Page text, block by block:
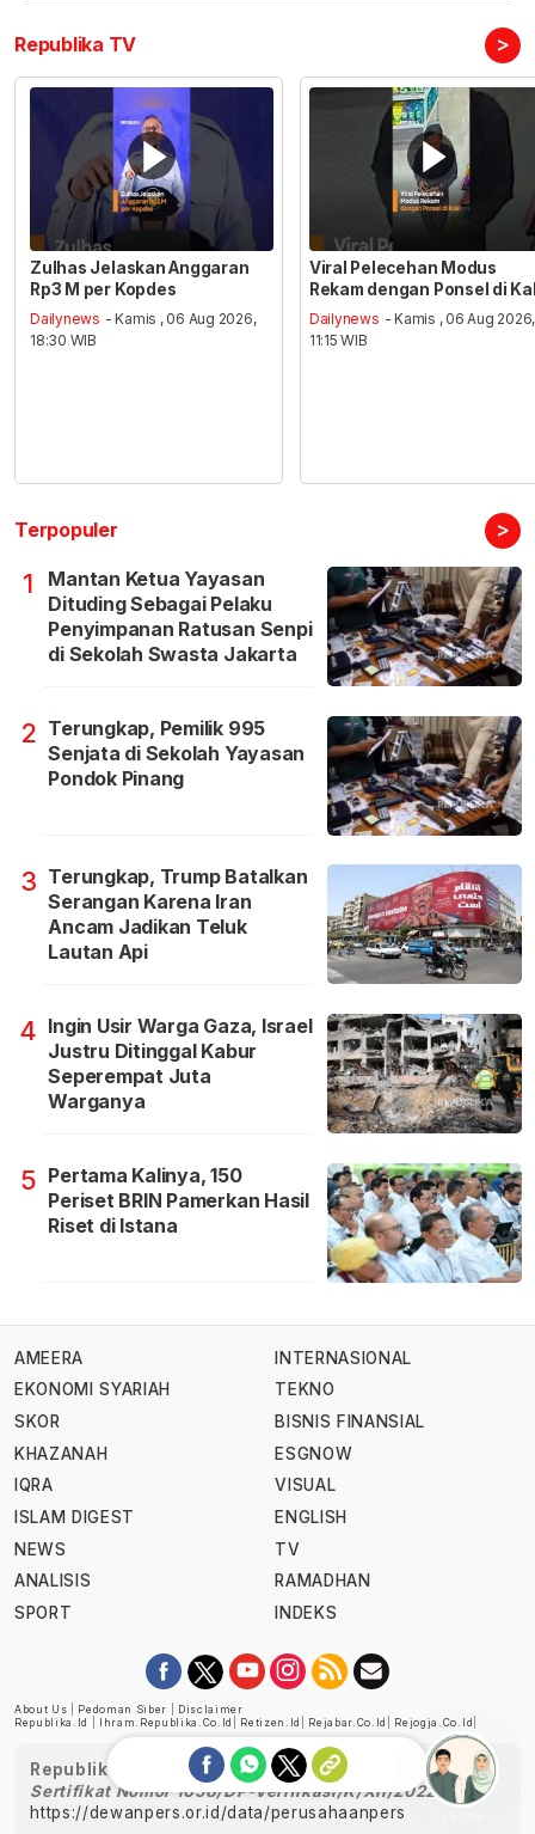
Republika TV >
Zulhas Jelaskan Anggaran
Rp3 M per Kopdes
Dailynews - Kamis , 06 Aug 2026,
18:30 WIB
Viral Pelecehan Modus
Rekam dengan Ponsel di
Dailynews - Kamis , 06 Aug 2026,
11:15 WIB
Terpopuler >
1
Mantan Ketua Yayasan
Dituding Sebagai Pelaku
Penyimpanan Ratusan Senpi
di Sekolah Swasta Jakarta
2 Terungkap, Pemilik 995
Senjata di Sekolah Yayasan
Pondok Pinang
3 Terungkap, Trump Batalkan
Serangan Karena Iran
Ancam Jadikan Teluk
Lautan Api
4 Ingin Usir Warga Gaza, Israel
Justru Ditinggal Kabur
Seperempat Juta
Warganya
5 Pertama Kalinya, 150
Periset BRIN Pamerkan Hasil
Riset di Istana
AMEERA
EKONOMI SYARIAH
SKOR
KHAZANAH
IQRA
ISLAM DIGEST
NEWS
ANALISIS
SPORT
INTERNASIONAL
TEKNO
BISNIS FINANSIAL
ESGNOW
VISUAL
ENGLISH
TV
RAMADHAN
INDEKS
About Us Pedoman Siber
Disclaimer
Republika.id
Ihram.republika.co.id Retizen.id Rejabar.co.id Rejogja.co.id
Republika telah diverifikasi oleh Dewan Pers
Sertifikat Nomor 1058/DP-Verifikasi/K/XII/2022
https://dewanpers.or.id/data/perusahaanpers